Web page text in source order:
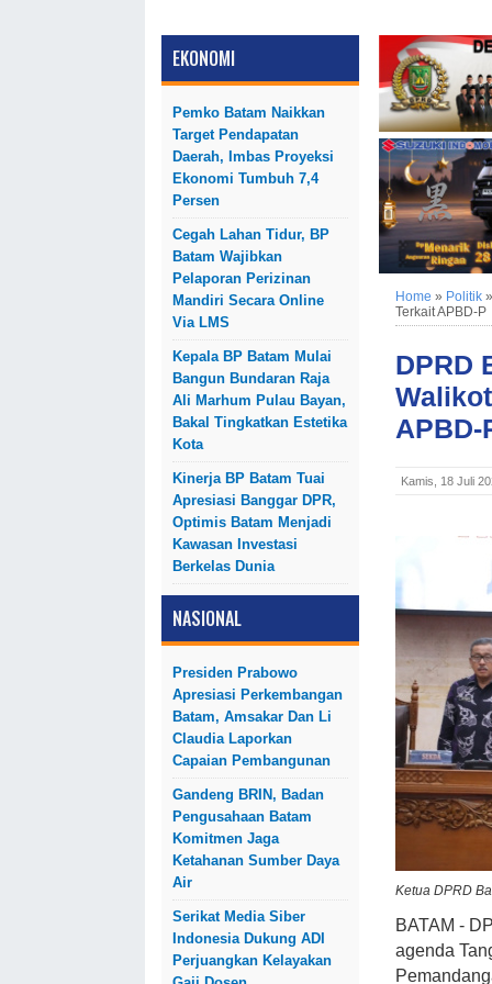
EKONOMI
Pemko Batam Naikkan
Target Pendapatan
Daerah, Imbas Proyeksi
Ekonomi Tumbuh 7,4
Persen
Cegah Lahan Tidur, BP
Batam Wajibkan
Pelaporan Perizinan
Mandiri Secara Online
Via LMS
Kepala BP Batam Mulai
Bangun Bundaran Raja
Ali Marhum Pulau Bayan,
Bakal Tingkatkan Estetika
Kota
Kinerja BP Batam Tuai
Apresiasi Banggar DPR,
Optimis Batam Menjadi
Kawasan Investasi
Berkelas Dunia
NASIONAL
Presiden Prabowo
Apresiasi Perkembangan
Batam, Amsakar Dan Li
Claudia Laporkan
Capaian Pembangunan
Gandeng BRIN, Badan
Pengusahaan Batam
Komitmen Jaga
Ketahanan Sumber Daya
Air
Serikat Media Siber
Indonesia Dukung ADI
Perjuangkan Kelayakan
Home » Politik
Terkait APBD-P
DPRD
APBD-
Kamis, 18 Juli
Ketua DPRD
BATAM -
agenda